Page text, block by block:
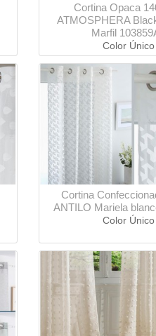
Cortina Opaca
ATMOSPHERA
Marfil
Color Único
Cortina
ANTILO Mariela
Color Único